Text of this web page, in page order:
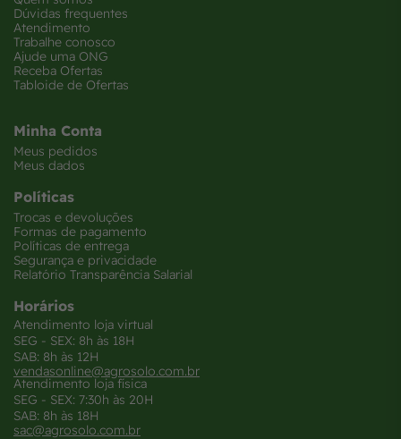
Dúvidas frequentes
Atendimento
Trabalhe conosco
Ajude uma ONG
Receba Ofertas
Tabloide de Ofertas
Minha Conta
Meus pedidos
Meus dados
Políticas
Trocas e devoluções
Formas de pagamento
Políticas de entrega
Segurança e privacidade
Relatório Transparência Salarial
Horários
Atendimento loja virtual
SEG - SEX: 8h às 18H
SAB: 8h às 12H
vendasonline@agrosolo.com.br
Atendimento loja física
SEG - SEX: 7:30h às 20H
SAB: 8h às 18H
sac@agrosolo.com.br